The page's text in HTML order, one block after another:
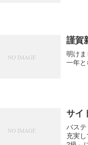
謹賀
明けましておめ
サイ
バステ
充実していきます。 ぜひご覧